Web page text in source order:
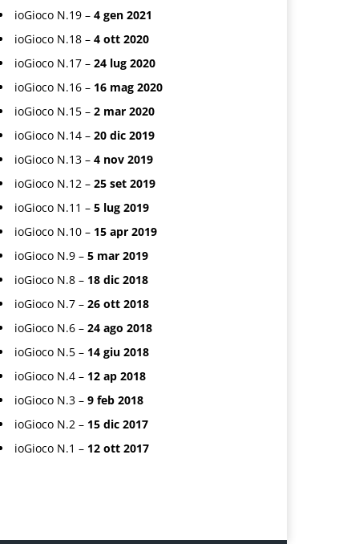
ioGioco N.19 – 4 gen 2021
ioGioco N.18 – 4 ott 2020
ioGioco N.17 – 24 lug 2020
ioGioco N.16 – 16 mag 2020
ioGioco N.15 – 2 mar 2020
ioGioco N.14 – 20 dic 2019
ioGioco N.13 – 4 nov 2019
ioGioco N.12 – 25 set 2019
ioGioco N.11 – 5 lug 2019
ioGioco N.10 – 15 apr 2019
ioGioco N.9 – 5 mar 2019
ioGioco N.8 – 18 dic 2018
ioGioco N.7 – 26 ott 2018
ioGioco N.6 – 24 ago 2018
ioGioco N.5 – 14 giu 2018
ioGioco N.4 – 12 ap 2018
ioGioco N.3 – 9 feb 2018
ioGioco N.2 – 15 dic 2017
ioGioco N.1 – 12 ott 2017